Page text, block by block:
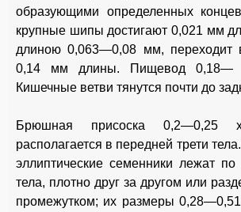
образующими определенных
крупные шипы достигают 0,021 мм
длиною 0,063—0,08 мм,
0,14 мм длины. Пищевод 0,18—
Кишечные ветви тянутся почти до
Брюшная присоска
располагается в передней трети
эллиптические семенники лежат
тела, плотно друг за другом или
промежутком; их размеры